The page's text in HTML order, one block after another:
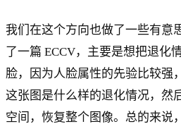
我们在这个方向也做了一些有意
了一篇 ECCV，主要是想把退化
脸，因为人脸属性的先验比较强
这张图是什么样的退化情况，然
空间，恢复整个图像。总的来说